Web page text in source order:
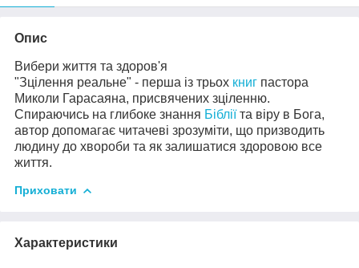
Опис
Вибери життя та здоров'я
"Зцілення реальне" - перша із трьох книг пастора
Миколи Гарасаяна, присвячених зціленню.
Спираючись на глибоке знання Бібліїта віру в Бога,
автор допомагає читачеві зрозуміти, що призводить
людину до хвороби та як залишатися здоровою все
життя.
Приховати
Характеристики